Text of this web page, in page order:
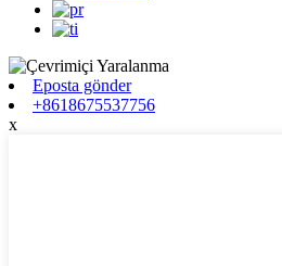
Eposta gönder
+8618675537756
x